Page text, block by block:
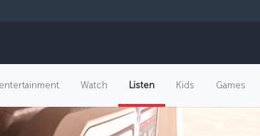
Watch Listen Kids Games